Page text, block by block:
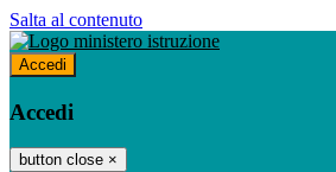
Salta al contenuto
Accedi
Accedi
button close ×